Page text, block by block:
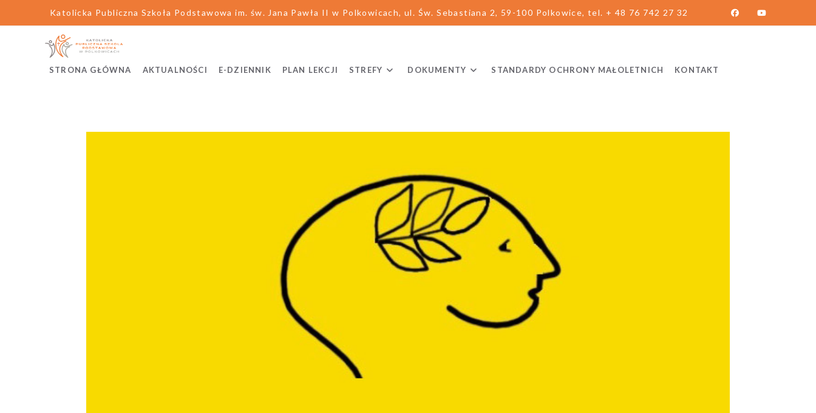
Katolicka Publiczna Szkoła Podstawowa im. św. Jana Pawła II w Polkowicach, ul. Św. Sebastiana 2, 59-100 Polkowice, tel. + 48 76 742 27 32
STRONA GŁÓWNA AKTUALNOŚCI E-DZIENNIK PLAN LEKCJI STREFY DOKUMENTY STANDARDY OCHRONY MAŁOLETNICH KONTAKT